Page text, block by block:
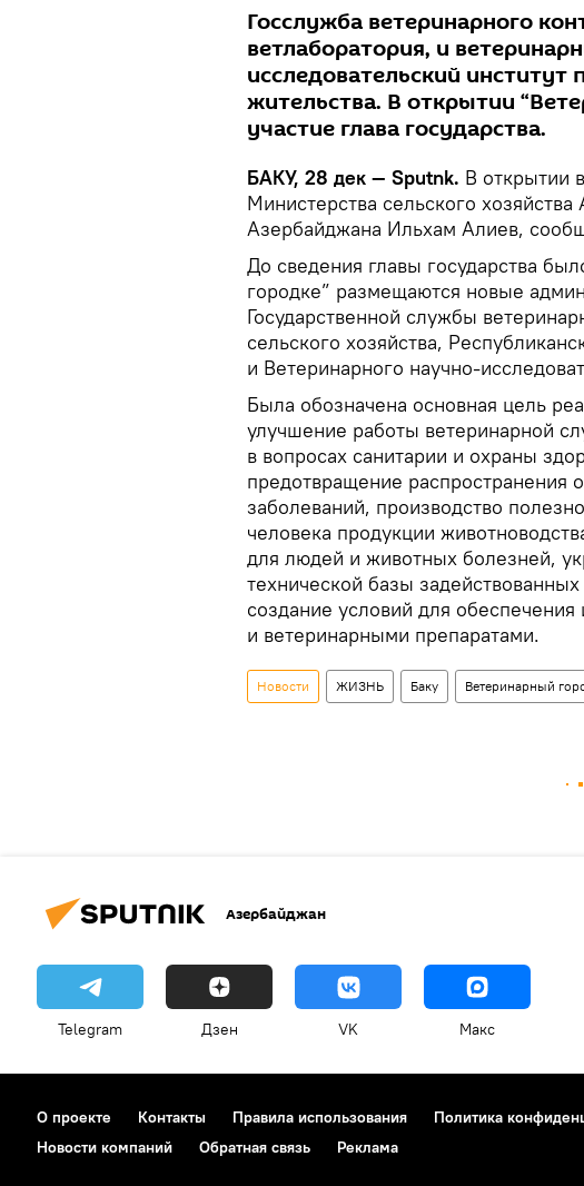
Госслужба ветеринарного
ветлаборатория, и
исследовательский институт
жительства. В открытии
участие глава государства.
БАКУ, 28 дек — Sputnk. В открытии
Министерства сельского
Азербайджана Ильхам Алиев,
До сведения главы государства
городке” размещаются новые
Государственной службы
сельского хозяйства,
и Ветеринарного научно-
Была обозначена основная цель
улучшение работы ветеринарной
в вопросах санитарии и охраны
предотвращение распространения
заболеваний, производство
человека продукции
для людей и животных болезней,
технической базы
создание условий для
и ветеринарными препаратами.
Новости ЖИЗНЬ Баку Ветеринарный
Азербайджан
Telegram Дзен VK Макс
О проекте Контакты Правила использования Политика
Новости компаний
Обратная связь Реклама